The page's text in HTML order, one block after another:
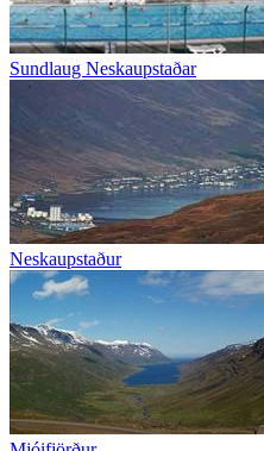
Sundlaug Neskaupstaðar
Neskaupstaður